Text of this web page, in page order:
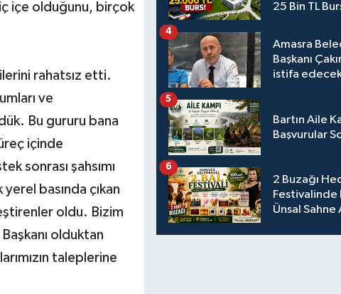
içe olduğunu, birçok
rahatsız etti.
ve
Bu gururu bana
içinde
sonrası şahsımı
basında çıkan
oldu. Bizim
olduktan
taleplerine
25 Bin TL
Amasra
Başkanı
istifa
4
Bartın Aile
Başvurular
5
2 Buzağı
Festivalinde
Ünsal Sahne
6